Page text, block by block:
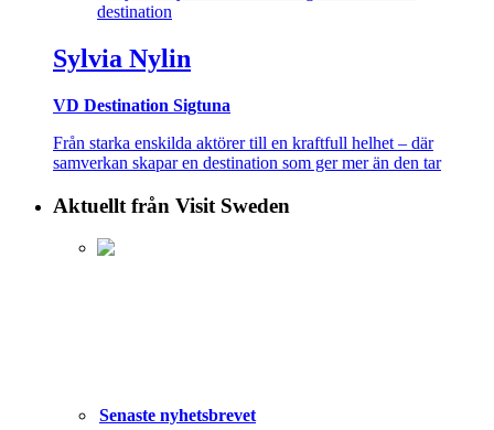
Sylvia Nylin
VD Destination Sigtuna
Från starka enskilda aktörer till en kraftfull helhet – där
samverkan skapar en destination som ger mer än den tar
Aktuellt från Visit Sweden
Senaste nyhetsbrevet